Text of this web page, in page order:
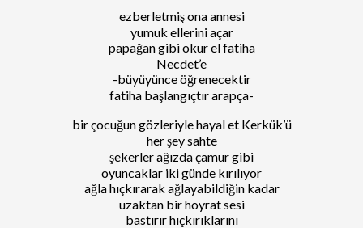
ezberletmiş ona annesi
yumuk ellerini açar
papağan gibi okur el fatiha
Necdet’e
-büyüyünce öğrenecektir
fatiha başlangıçtır arapça-
bir çocuğun gözleriyle hayal et Kerkük’ü
her şey sahte
şekerler ağızda çamur gibi
oyuncaklar iki günde kırılıyor
ağla hıçkırarak ağlayabildiğin kadar
uzaktan bir hoyrat sesi
bastırır hıçkırıklarını